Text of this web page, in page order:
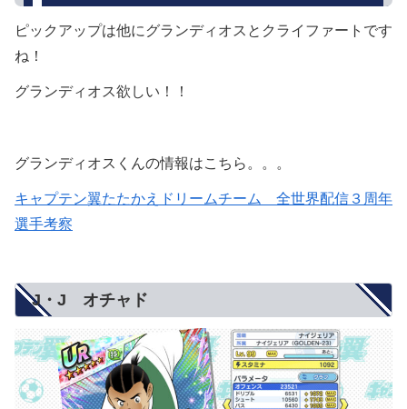
ピックアップは他にグランディオスとクライファートです
ね！
グランディオス欲しい！！
グランディオスくんの情報はこちら。。。
キャプテン翼たたかえドリームチーム 全世界配信３周年
選手考察
J・J オチャド